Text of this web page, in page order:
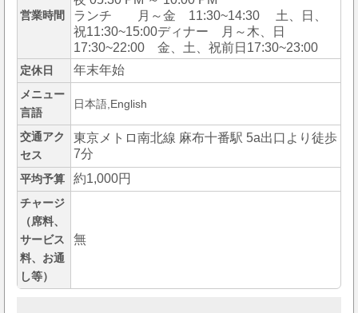
営業時間
ランチ 月～金 11:30~14:30 土、日、
祝11:30~15:00ディナー 月～木、日
17:30~22:00 金、土、祝前日17:30~23:00
定休日 年末年始
メニュー
言語
日本語,English
交通アク
セス
東京メトロ南北線 麻布十番駅 5a出口より徒歩
7分
平均予算 約1,000円
チャージ
（席料、
サービス
料、お通
し等）
無